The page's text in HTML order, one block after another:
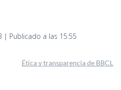
| Publicado a las 15:55
Ética y transparencia de BBCL